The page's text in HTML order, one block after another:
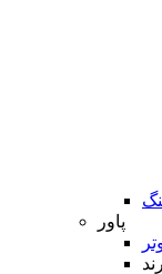
پاور